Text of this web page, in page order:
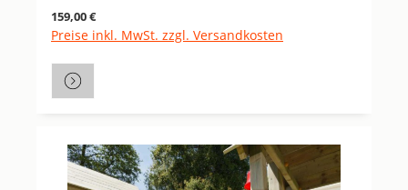
Regulärer Preis:
159,00 €
Preise inkl. MwSt. zzgl. Versandkosten